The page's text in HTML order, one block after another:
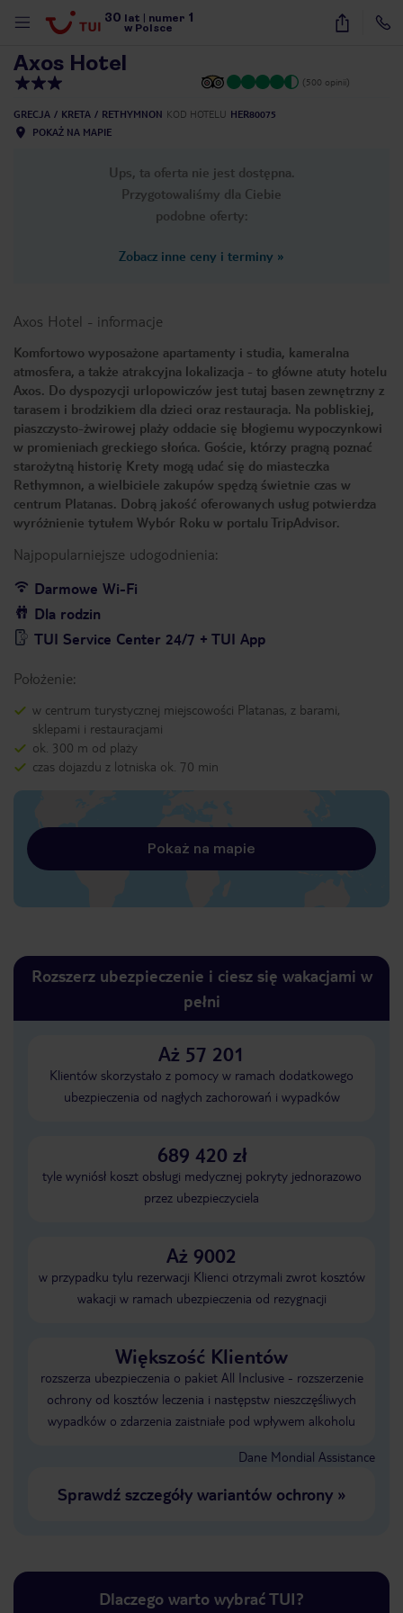
30 lat numer 1
w Polsce
20
Axos Hotel
(500 opinii)
GRECJA KRETA RETHYMNON KOD HOTELU HER80075
POKAŻ NA MAPIE
Ups, ta oferta nie jest dostępna.
Przygotowaliśmy dla Ciebie
podobne oferty:
Zobacz inne ceny i terminy »
Axos Hotel - informacje
Komfortowo wyposażone apartamenty i studia, kameralna
atmosfera, a także atrakcyjna lokalizacja - to główne atuty hotelu
Axos. Do dyspozycji urlopowiczów jest tutaj basen zewnętrzny z
tarasem i brodzikiem dla dzieci oraz restauracja. Na pobliskiej,
piaszczysto-żwirowej plaży oddacie się błogiemu wypoczynkowi
w promieniach greckiego słońca. Goście, którzy pragną poznać
starożytną historię Krety mogą udać się do miasteczka
Rethymnon, a wielbiciele zakupów spędzą świetnie czas w
centrum Platanas. Dobrą jakość oferowanych usług potwierdza
wyróżnienie tytułem Wybór Roku w portalu TripAdvisor.
Najpopularniejsze udogodnienia:
Darmowe Wi-Fi
Dla rodzin
TUI Service Center 24/7 + TUI App
Położenie:
w centrum turystycznej miejscowości Platanas, z barami,
sklepami i restauracjami
ok. 300 m od plaży
czas dojazdu z lotniska ok. 70 min
Pokaż na mapie
Rozszerz ubezpieczenie i ciesz się wakacjami w
pełni
Aż 57 201
Klientów skorzystało z pomocy w ramach dodatkowego
ubezpieczenia od nagłych zachorowań i wypadków
689 420 zł
tyle wyniósł koszt obsługi medycznej pokryty jednorazowo
przez ubezpieczyciela
Aż 9002
w przypadku tylu rezerwacji Klienci otrzymali zwrot kosztów
wakacji w ramach ubezpieczenia od rezygnacji
Większość Klientów
rozszerza ubezpieczenia o pakiet All Inclusive - rozszerzenie
ochrony od kosztów leczenia i następstw nieszczęśliwych
wypadków o zdarzenia zaistniałe pod wpływem alkoholu
Dane Mondial Assistance
Sprawdź szczegóły wariantów ochrony»
Dlaczego warto wybrać TUI?